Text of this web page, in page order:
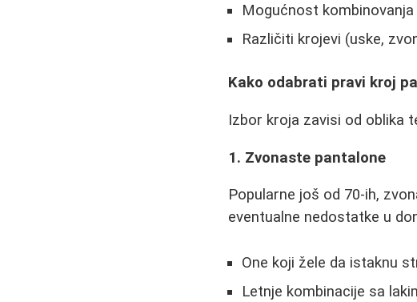
Mogućnost
Različiti krojevi (uske,
Kako odabrati pravi kroj
Izbor kroja zavisi od oblika
1. Zvonaste pantalone
Popularne još od 70-ih,
eventualne nedostatke u
One koji žele da istaknu
Letnje kombinacije sa